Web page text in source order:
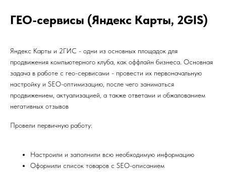
ГЕО-сервисы (Яндекс Карты, 2GIS)
Яндекс Карты и 2ГИС - одни из основных площадок для
продвижения компьютерного клуба, как оффлайн бизнеса. Основная
задача в работе с гео-сервисами - провести их первоначальную
настройку и SEO-оптимизацию, после чего заниматься
продвижением, актуализацией, а также ответами и обжалованием
негативных отзывов
Провели первичную работу:
Настроили и заполнили всю необходимую информацию
Оформили список товаров с SEO-описанием